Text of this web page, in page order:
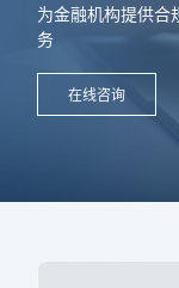
为金融机构提供合
务
在线咨询